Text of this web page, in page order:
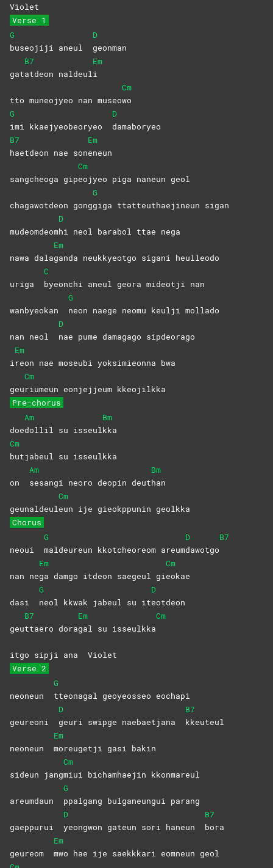
Violet
Verse 1
G
buseojiji aneul
D
geonman
gat
B7
atdeon naldeul
Em
i
tto muneojyeo nan museo
Cm
wo
G
imi kkaejyeobeoryeo
D
damaboryeo
B7
haetdeon nae son
Em
eneun
sangcheoga gip
Cm
eojyeo piga naneun geol
chagawotdeon gong
G
giga ttatteuthaejineun sigan
mudeomdeom
D
hi neol barabol ttae nega
nawa dala
Em
ganda neukkyeotgo sigani heulleodo
uriga
C
byeonchi aneul geora mideotji nan
wanbyeokan
G
neon naege neomu keulji mollado
nan neol
D
nae pume damagago sipdeorago
i
Em
reon nae moseubi yoksimieonna bwa
geu
Cm
riumeun eonjejjeum kkeojilkka
Pre-chorus
doe
Am
dollil su isseul
Bm
kka
Cm
butjabeul su isseulkka
on
Am
sesangi neoro deopin deut
Bm
han
geunaldeul
Cm
eun ije gieokppunin geolkka
Chorus
neoui
G
maldeureun kkotcheoreom areum
D
dawotgo
B7
nan ne
Em
ga damgo itdeon saegeul gi
Cm
eokae
dasi
G
neol kkwak jabeul su it
D
eotdeon
geu
B7
ttaero dora
Em
gal su isseulkka
Cm
itgo sipji ana Violet
Verse 2
neoneun
G
tteonagal geoyeosseo eochapi
geureoni
D
geuri swipge naebaetjana
B7
kkeuteul
neoneun
Em
moreugetji gasi bakin
sideun jang
Cm
miui bichamhaejin kkonmareul
areumdaun
G
ppalgang bulganeungui parang
gaeppurui
D
yeongwon gateun sori haneun
B7
bora
geureom
Em
mwo hae ije saekkkari eomneun geol